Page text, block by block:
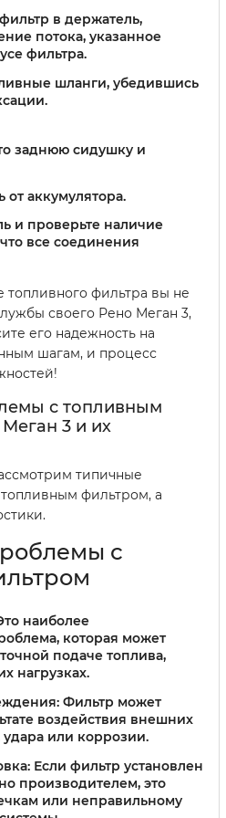
в держатель,
потока, указанное
фильтра.
шланги, убедившись
заднюю сидушку и
аккумулятора.
и проверьте наличие
все соединения
фильтра вы не
своего Рено Меган 3,
его надежность на
шагам, и процесс
с топливным
3 и их
типичные
фильтром, а
с
наиболее
которая может
подаче топлива,
нагрузках.
Фильтр может
воздействия внешних
или коррозии.
Если фильтр установлен
производителем, это
или неправильному